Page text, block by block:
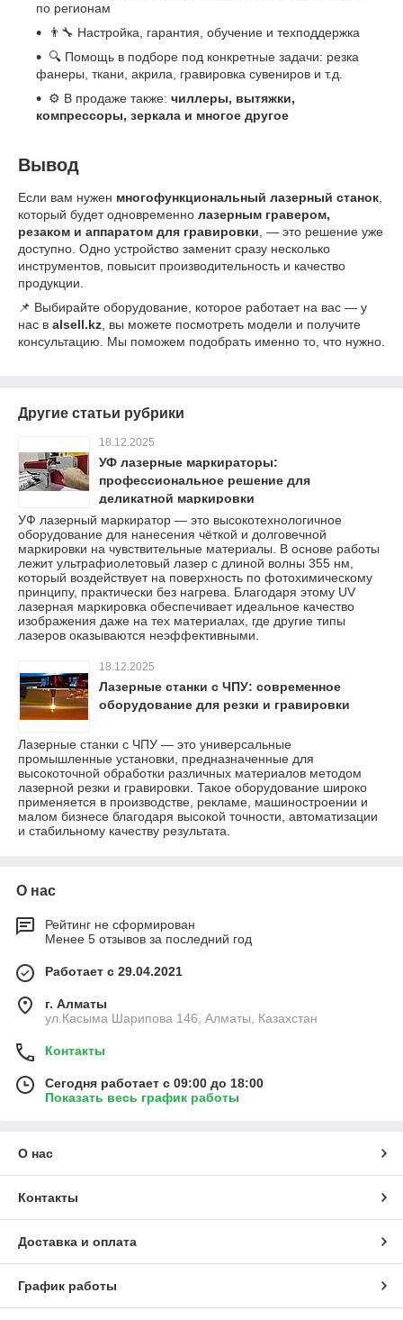
по регионам
👨‍🔧 Настройка, гарантия, обучение и техподдержка
🔍 Помощь в подборе под конкретные задачи: резка
фанеры, ткани, акрила, гравировка сувениров и т.д.
⚙️ В продаже также: чиллеры, вытяжки,
компрессоры, зеркала и многое другое
Вывод
Если вам нужен многофункциональный лазерный станок
который будет одновременно лазерным гравером,
резаком и аппаратом для гравировки , — это решение уже
доступно. Одно устройство заменит сразу несколько
инструментов, повысит производительность и качество
продукции.
📌 Выбирайте оборудование, которое работает на вас — у
нас в alsell.kz , вы можете посмотреть модели и получите
консультацию. Мы поможем подобрать именно то, что нужно.
Другие статьи рубрики
18.12.2025
УФ лазерные маркираторы:
профессиональное решение для
деликатной маркировки
УФ лазерный маркиратор — это высокотехнологичное
оборудование для нанесения чёткой и долговечной
маркировки на чувствительные материалы. В основе работы
лежит ультрафиолетовый лазер с длиной волны 355 нм,
который воздействует на поверхность по фотохимическому
принципу, практически без нагрева. Благодаря этому UV
лазерная маркировка обеспечивает идеальное качество
изображения даже на тех материалах, где другие типы
лазеров оказываются неэффективными.
18.12.2025
Лазерные станки с ЧПУ: современное
оборудование для резки и гравировки
Лазерные станки с ЧПУ — это универсальные
промышленные установки, предназначенные для
высокоточной обработки различных материалов методом
лазерной резки и гравировки. Такое оборудование широко
применяется в производстве, рекламе, машиностроении и
малом бизнесе благодаря высокой точности, автоматизации
и стабильному качеству результата.
О нас
Рейтинг не сформирован
Менее 5 отзывов за последний год
Работает с 29.04.2021
г. Алматы
ул.Касыма Шарипова 146, Алматы, Казахстан
Контакты
Сегодня работает с 09:00 до 18:00
Показать весь график работы
О нас
Контакты
Доставка и оплата
График работы